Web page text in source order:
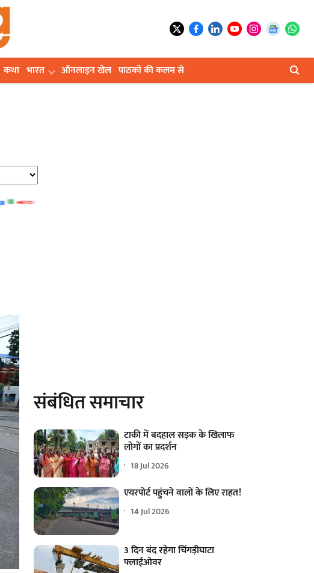
कथा भारत ऑनलाइन खेल पाठकों की कलम से
संबंधित समाचार
टाकी में बदहाल सड़क के खिलाफ
लोगों का प्रदर्शन
18 Jul 2026
एयरपोर्ट पहुंचने वालों के लिए राहत!
14 Jul 2026
3 दिन बंद रहेगा चिंगड़ीघाटा
फ्लाईओवर